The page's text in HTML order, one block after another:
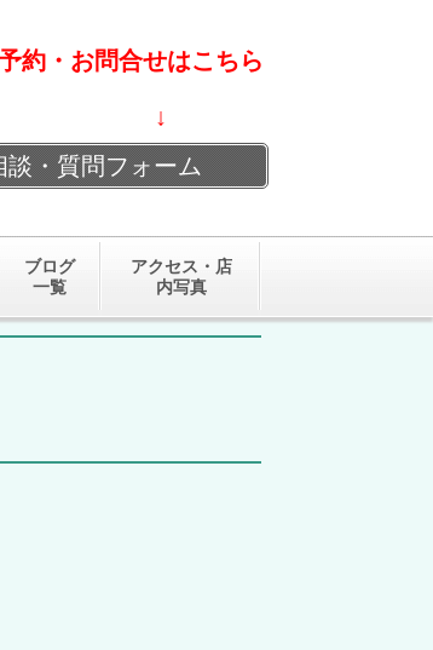
約・お問合せはこちら
↓
談・質問フォーム
ブログ
一覧
アクセス・店
内写真